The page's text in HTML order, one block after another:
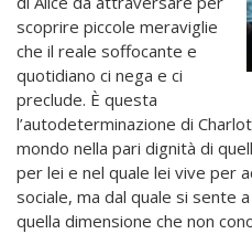
scoprire piccole meraviglie
che il reale soffocante e
quotidiano ci nega e ci
preclude. È questa
l’autodeterminazione di
mondo nella pari dignità di
per lei e nel quale lei vive per
sociale, ma dal quale si sente
quella dimensione che non